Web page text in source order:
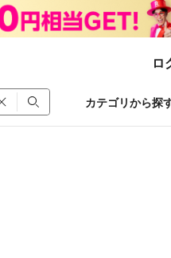
ロ
カテゴリから探